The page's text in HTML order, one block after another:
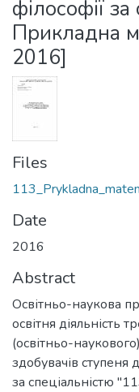
філософії
Прикладна
2016]
Files
Date
2016
Abstract
Освітньо-наукова
освітня діяльність
(освітньо-
здобувачів ступеня
за спеціальністю